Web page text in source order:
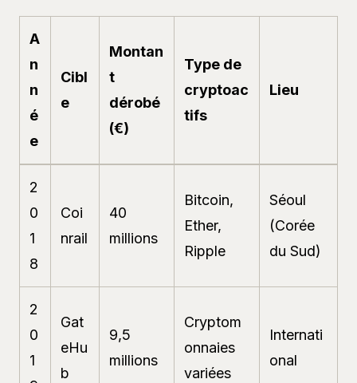
A
n
n
é
e
Cibl
e
Montan
t
dérobé
(€)
Type de
cryptoac
tifs
Lieu
2
0
1
8
Coi
nrail
40
millions
Bitcoin,
Ether,
Ripple
Séoul
(Corée
du Sud)
2
0
1
Gat
eHu
b
9,5
millions
Cryptom
onnaies
variées
Internati
onal